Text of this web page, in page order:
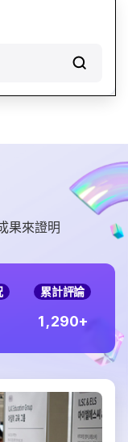
果來證明
累計評論
1 290+